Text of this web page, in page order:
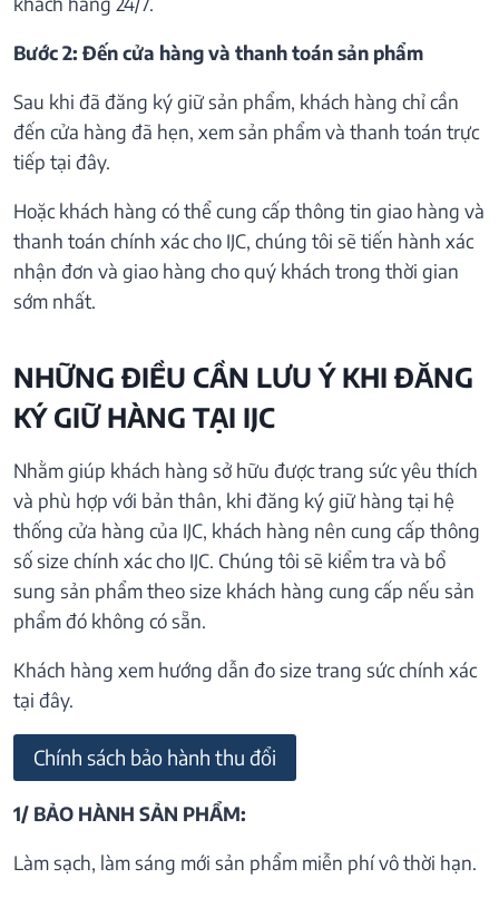
Bước 2: Đến cửa hàng và thanh toán sản phẩm
Sau khi đã đăng ký giữ sản phẩm, khách hàng chỉ cần
đến cửa hàng đã hẹn, xem sản phẩm và thanh toán trực
tiếp tại đây.
Hoặc khách hàng có thể cung cấp thông tin giao hàng và
thanh toán chính xác cho IJC, chúng tôi sẽ tiến hành xác
nhận đơn và giao hàng cho quý khách trong thời gian
sớm nhất.
NHỮNG ĐIỀU CẦN LƯU Ý KHI ĐĂNG
KÝ GIỮ HÀNG TẠI IJC
Nhằm giúp khách hàng sở hữu được trang sức yêu thích
và phù hợp với bản thân, khi đăng ký giữ hàng tại hệ
thống cửa hàng của IJC, khách hàng nên cung cấp thông
số size chính xác cho IJC. Chúng tôi sẽ kiểm tra và bổ
sung sản phẩm theo size khách hàng cung cấp nếu sản
phẩm đó không có sẵn.
Khách hàng xem hướng dẫn đo size trang sức chính xác
tại đây.
Chính sách bảo hành thu đổi
1/ BẢO HÀNH SẢN PHẨM:
Làm sạch, làm sáng mới sản phẩm miễn phí vô thời hạn.